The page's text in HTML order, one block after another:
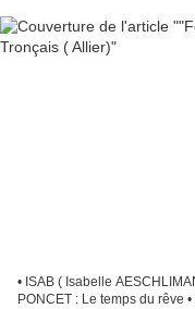
• ISAB ( Isabelle AESCHLIMAN-TYCZKA ) : La porte des songes • Patrick
PONCET : Le temps du rêve • Paco Le RAZER : La porte de la découverte •